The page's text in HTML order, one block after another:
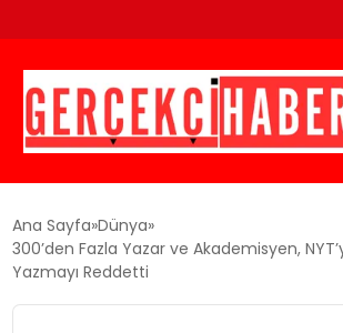
GÜNCEL
EĞITIM
Ana Sayfa Dünya
300’den Fazla Yazar ve Akademisyen,
Yazmayı Reddetti